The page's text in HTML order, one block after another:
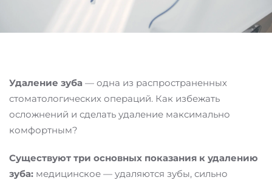
Удаление зуба — одна из распространенных
стоматологических операций. Как избежать
осложнений и сделать удаление максимально
комфортным?
Существуют три основных показания к удалению
зуба: медицинское — удаляются зубы, сильно